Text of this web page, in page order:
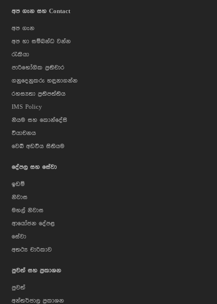
අප ගැන සහ Contact
අප ගැන
අප හා සම්බන්ධ වන්න
රැකියා
පාරිභෝගික ප්‍රතිචාර
ගනුදෙනුකරු හඳුනාගන්න
රහස්‍යතා ප්‍රතිපත්තිය
IMS Policy
නියම සහ කොන්දේසි
වියාචනය
වෙබ් අඩවිය සිතියම
දේපල සහ සේවා
ඉඩම්
නිවාස
මහල් නිවාස
ආයෝජන දේපළ
සේවා
අතථ්‍ය චාරිකාව
පුවත් සහ ප්‍රකාශන
පුවත්
අන්තර්ජාල ප්‍රකාශන